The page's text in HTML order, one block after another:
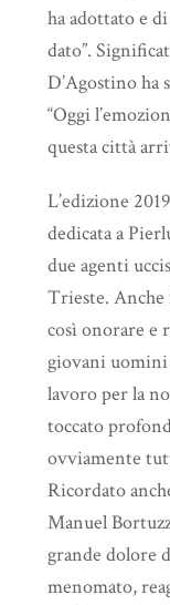
ha adottato e
dato”.
D’Agostino ha
“Oggi
questa città
L’edizione
dedicata a
due agenti
Trieste.
così onorare e
giovani
lavoro per la
toccato
ovviamente
Ricordato
Manuel
grande dolore
menomato,